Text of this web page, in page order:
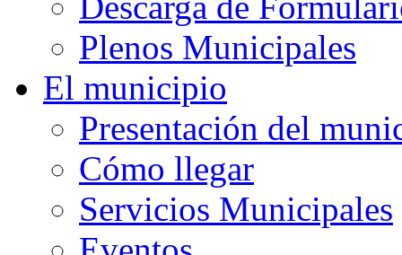
Plenos Municipales
El municipio
Presentación del
Cómo llegar
Servicios Municipales